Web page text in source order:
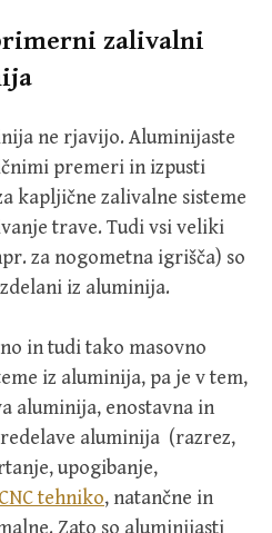
zalivalni
ne rjavijo. Aluminijaste
premeri in izpusti
kapljične zalivalne sisteme
trave. Tudi vsi veliki
za nogometna igrišča) so
iz aluminija.
in tudi tako masovno
iz aluminija, pa je v tem,
aluminija, enostavna in
aluminija (razrez,
upogibanje,
CNC tehniko, natančne in